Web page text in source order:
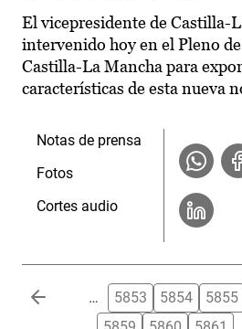
El vicepresidente de Castilla-
intervenido hoy en el Pleno
Castilla-La Mancha para
características de esta nueva
Notas de prensa
Fotos
Cortes audio
Paginación … 5853 5854 5855